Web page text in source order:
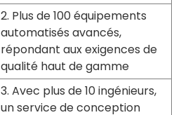
2. Plus de 100 équipements
automatisés avancés,
répondant aux exigences de
qualité haut de gamme
3. Avec plus de 10 ingénieurs,
un service de conception